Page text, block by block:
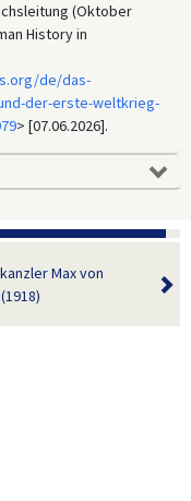
(Oktober
History in
de/das-
der-erste-weltkrieg-
> [07.06.2026].
Max von